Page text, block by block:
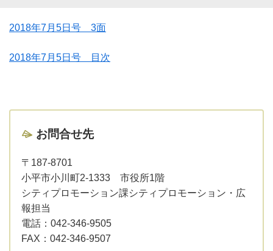
2018年7月5日号 3面
2018年7月5日号 目次
お問合せ先
〒187-8701
小平市小川町2-1333 市役所1階
シティプロモーション課シティプロモーション・広
報担当
電話： 042-346-9505
FAX： 042-346-9507